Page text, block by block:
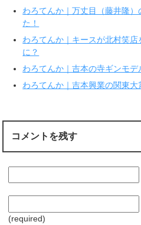
新
し
い
ウ
ィ
ン
ド
ウ
開
ま
す
ッ
ク
く
だ
新
い
ウ
ウ
開
き
す
わろてんか｜万丈目（藤井隆
た！
わろてんか｜キースが北村笑
に？
わろてんか｜吉本の寺ギンモデ
わろてんか｜吉本興業の関東大
コメントを残す
(required)